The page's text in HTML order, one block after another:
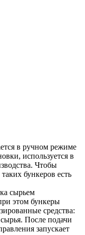
в ручном режиме
используется в
Чтобы
бункеров есть
сырьем
этом бункеры
средства:
После подачи
запускает